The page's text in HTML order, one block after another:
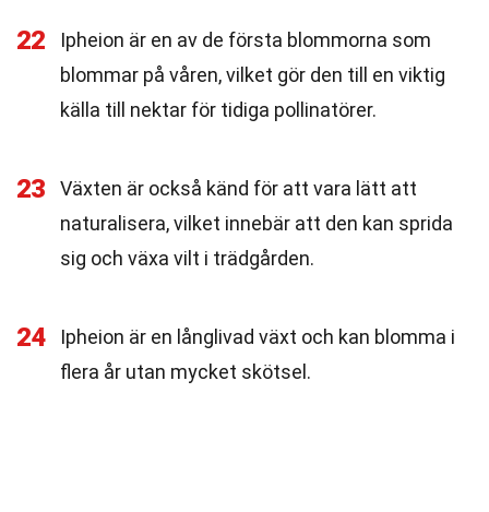
22
Ipheion är en av de första blommorna som
blommar på våren, vilket gör den till en viktig
källa till nektar för tidiga pollinatörer.
23
Växten är också känd för att vara lätt att
naturalisera, vilket innebär att den kan sprida
sig och växa vilt i trädgården.
24
Ipheion är en långlivad växt och kan blomma i
flera år utan mycket skötsel.